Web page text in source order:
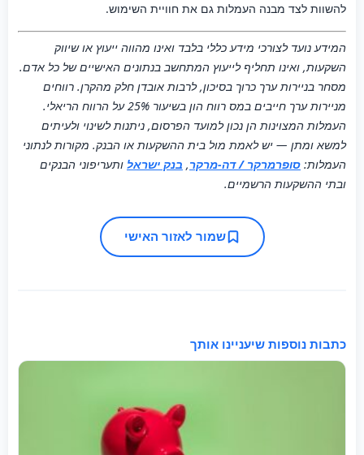
להשוות לצד מבנה העמלות גם את חוויית השימוש.
המידע נועד לצורכי מידע כללי בלבד ואינו מהווה ייעוץ או שיווק
השקעות, ואינו תחליף לייעוץ המתחשב בנתונים האישיים של כל אדם.
מסחר בניירות ערך כרוך בסיכון, לרבות אובדן חלק מהקרן. רווחים
מניירות ערך חייבים במס רווח הון בשיעור 25% על הרווח הריאלי.
העמלות המצוינות הן נכון למועד הפרסום, ניתנות לשינוי ולעיתים
למשא ומתן — יש לאמת מול בית ההשקעות או הבנק. מקורות לנתוני
העמלות: סופרמרקר / דה-מרקר, בנק ישראל ותעריפוני הבנקים
ובתי ההשקעות הרשמיים.
שמור לאזור האישי
כתבות נוספות שיעניינו אותך